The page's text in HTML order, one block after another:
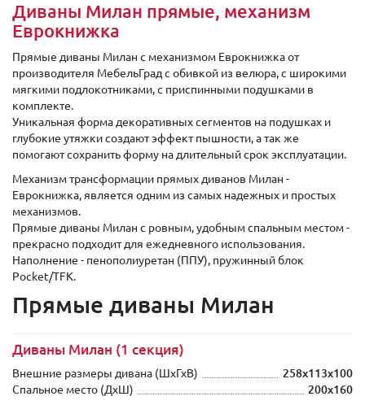
Диваны Милан прямые, механизм
Еврокнижка
Прямые диваны Милан с механизмом Еврокнижка от
производителя МебельГрад с обивкой из велюра, с широкими
мягкими подлокотниками, c приспинными подушками в
комплекте.
Уникальная форма декоративных сегментов на подушках и
глубокие утяжки создают эффект пышности, а так же
помогают сохранить форму на длительный срок эксплуатации.
Механизм трансформации прямых диванов Милан -
Еврокнижка, является одним из самых надежных и простых
механизмов.
Прямые диваны Милан с ровным, удобным спальным местом -
прекрасно подходит для ежедневного использования.
Наполнение - пенополиуретан (ППУ), пружинный блок
Pocket/TFK.
Прямые диваны Милан
Диваны Милан (1 секция)
Внешние размеры дивана (ШxГхВ)
258x113x100
Спальное место (ДхШ)
200x160